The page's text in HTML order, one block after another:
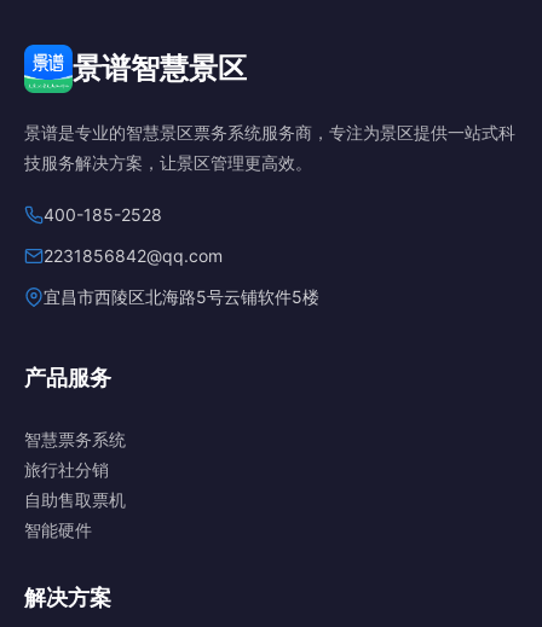
景谱智慧景区
景谱是专业的智慧景区票务系统服务商，专注为景区提供一站式科
技服务解决方案，让景区管理更高效。
400-185-2528
2231856842@qq.com
宜昌市西陵区北海路5号云铺软件5楼
产品服务
智慧票务系统
旅行社分销
自助售取票机
智能硬件
解决方案